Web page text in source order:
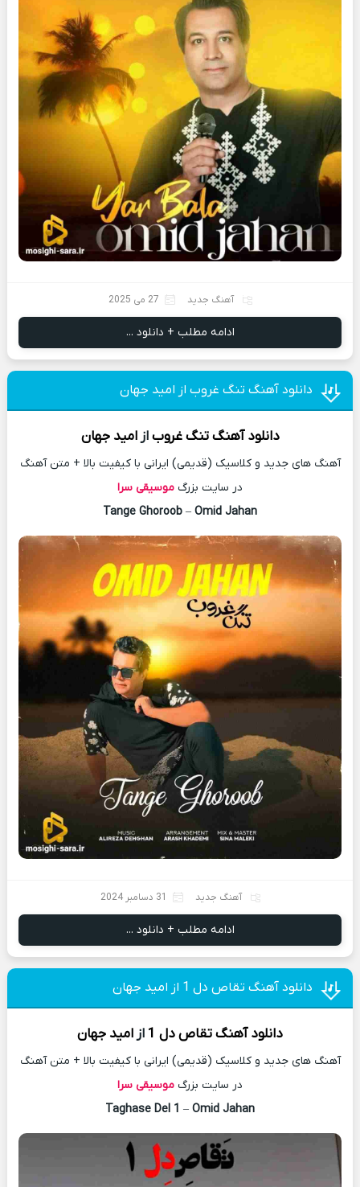
آهنگ جدید 27 می 2025
ادامه مطلب + دانلود ...
دانلود آهنگ تنگ غروب از امید جهان
دانلود آهنگ تنگ غروب ازامید جهان
آهنگ های جدید و کلاسیک (قدیمی) ایرانی با کیفیت بالا + متن آهنگ
در سایت بزرگ موسیقی سرا
Tange Ghoroob – Omid Jahan
آهنگ جدید 31 دسامبر 2024
ادامه مطلب + دانلود ...
دانلود آهنگ تقاص دل 1 از امید جهان
دانلود آهنگتقاص دل 1 ازامید جهان
آهنگ های جدید و کلاسیک (قدیمی) ایرانی با کیفیت بالا + متن آهنگ
در سایت بزرگ موسیقی سرا
Taghase Del 1 – Omid Jahan